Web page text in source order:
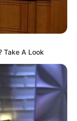
Take A Look